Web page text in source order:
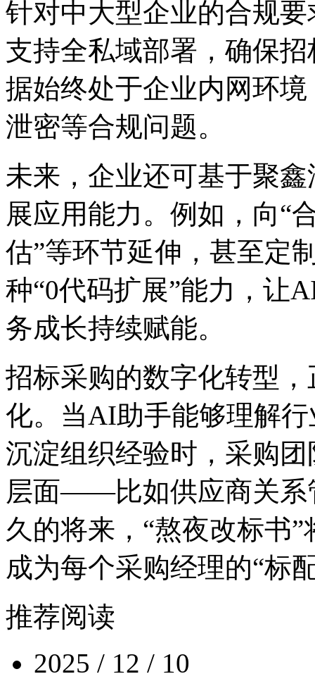
针对中大型企业的合规要
支持全私域部署，确保
据始终处于企业内网环境
泄密等合规问题。
未来，企业还可基于
展应用能力。例如，向
估”等环节延伸，甚至
种“0代码扩展”能力，让
务成长持续赋能。
招标采购的数字化转型
化。当AI助手能够理解行业
沉淀组织经验时，采
层面——比如供应商关系管
久的将来，“熬夜改标书”
成为每个采购经理的“标
推荐阅读
2025 / 12 / 10